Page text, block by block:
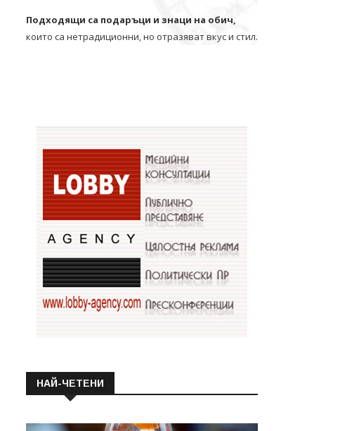
Подходящи са подаръци и знаци на обич,
които са нетрадиционни, но отразяват вкус и стил.
НАЙ-ЧЕТЕНИ